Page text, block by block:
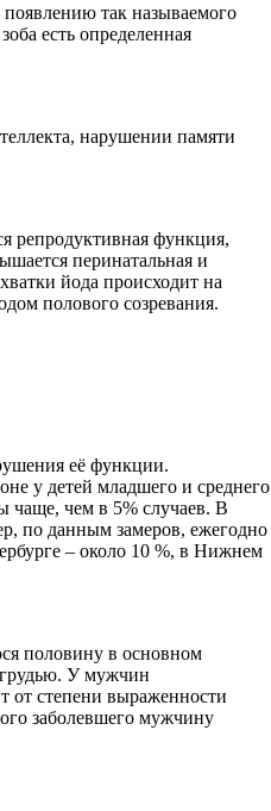
так называемого
есть определенная
нарушении памяти
репродуктивная функция,
перинатальная и
йода происходит на
полового созревания.
её функции.
у детей младшего и среднего
чаще, чем в 5% случаев. В
по данным замеров, ежегодно
– около 10 %, в Нижнем
половину в основном
У мужчин
от степени выраженности
заболевшего мужчину